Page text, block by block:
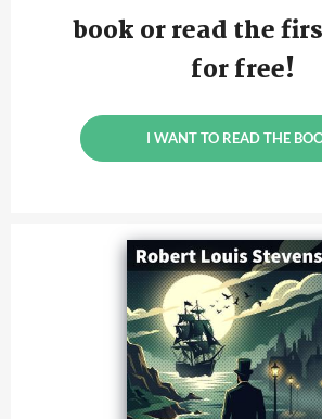
book or read the
for free!
I WANT TO READ THE